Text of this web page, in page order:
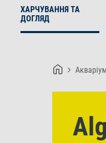
ХАРЧУВАННЯ ТА
ДОГЛЯД